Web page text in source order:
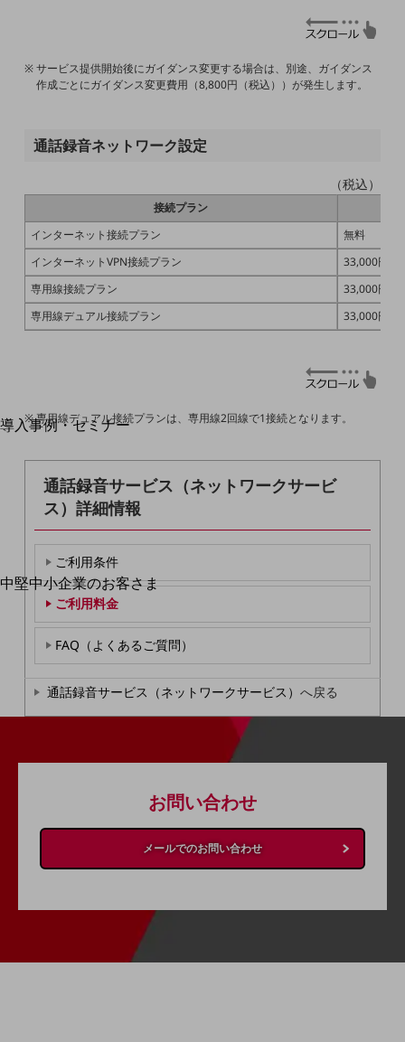
データプラス
home5Gプラン
セキュリティ
運用保守・故障紛失サポート
回線・ネットワーク
お手続き
導入事例・セミナー
最新の導入事例や注目の導入事例をご紹介します
セミナー
開催・出展する各種セミナー、イベント情報をご紹介します
別ウィンドウで開きます
中堅中小企業のお客さま
NTTドコモビジネスウォッチ
ビジネスお役立ち情報
旬な話題やお役立ち資料などDXの課題を
新着記事
トレンド記事特集
中堅中小企業向け
課題やニーズに合ったサービスをご紹介し、
中堅中小企業のビジネスをサポート！
お悩みから見つけるTOP
バックオフィス
サービス提供開始後にガイダンス変更する場合は、別途、ガイダンス
作成ごとにガイダンス変更費用（8,800円（税込））が発生します。
通話録音ネットワーク設定
（税込）
接続プラン
インターネット接続プラン
無料
インターネットVPN接続プラン
33,000円／
専用線接続プラン
33,000円／
専用線デュアル接続プラン
33,000円／
専用線デュアル接続プランは、専用線2回線で1接続となります。
通話録音サービス（ネットワークサービ
ス）詳細情報
ご利用条件
ご利用料金
FAQ（よくあるご質問）
通話録音サービス（ネットワークサービス）へ戻る
お問い合わせ
メールでのお問い合わせ